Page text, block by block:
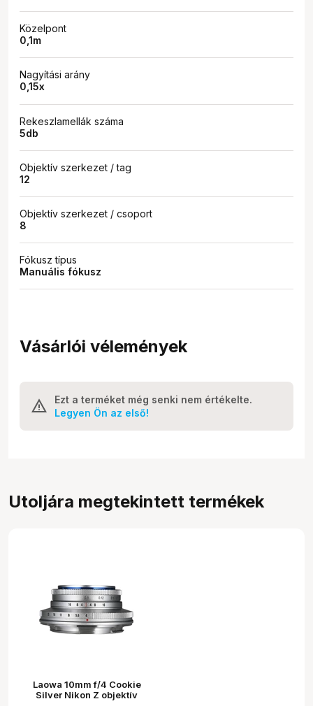
Közelpont
0,1m
Nagyítási arány
0,15x
Rekeszlamellák száma
5db
Objektív szerkezet / tag
12
Objektív szerkezet / csoport
8
Fókusz típus
Manuális fókusz
Vásárlói vélemények
Ezt a terméket még senki nem értékelte.
Legyen Ön az első!
Utoljára megtekintett termékek
Laowa 10mm f/4 Cookie
Silver Nikon Z objektív